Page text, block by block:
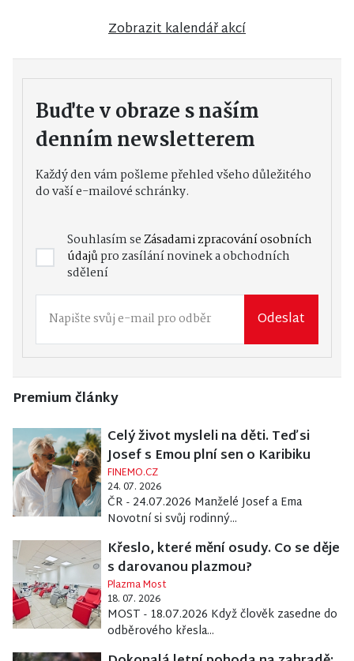
Zobrazit kalendář akcí
Buďte v obraze s naším
denním newsletterem
Každý den vám pošleme přehled všeho důležitého
do vaší e-mailové schránky.
Souhlasím seZásadami zpracování osobních
údajůpro zasílání novinek a obchodních
sdělení
Odeslat
Premium články
Celý život mysleli na děti. Teď si
Josef s Emou plní sen o Karibiku
FINEMO.CZ
24. 07. 2026
ČR - 24.07.2026 Manželé Josef a Ema
Novotní si svůj rodinný...
Křeslo, které mění osudy. Co se děje
s darovanou plazmou?
Plazma Most
18. 07. 2026
MOST - 18.07.2026 Když člověk zasedne do
odběrového křesla...